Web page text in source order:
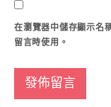
在瀏覽器中儲存顯示名
留言時使用。